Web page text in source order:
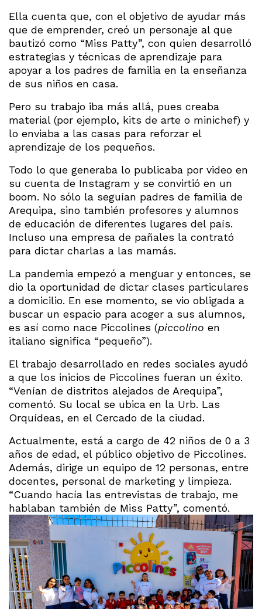
Ella cuenta que, con el objetivo de ayudar más
que de emprender, creó un personaje al que
bautizó como “Miss Patty”, con quien desarrolló
estrategias y técnicas de aprendizaje para
apoyar a los padres de familia en la enseñanza
de sus niños en casa.
Pero su trabajo iba más allá, pues creaba
material (por ejemplo, kits de arte o minichef) y
lo enviaba a las casas para reforzar el
aprendizaje de los pequeños.
Todo lo que generaba lo publicaba por video en
su cuenta de Instagram y se convirtió en un
boom. No sólo la seguían padres de familia de
Arequipa, sino también profesores y alumnos
de educación de diferentes lugares del país.
Incluso una empresa de pañales la contrató
para dictar charlas a las mamás.
La pandemia empezó a menguar y entonces, se
dio la oportunidad de dictar clases particulares
a domicilio. En ese momento, se vio obligada a
buscar un espacio para acoger a sus alumnos,
es así como nace Piccolines (piccolino en
italiano significa “pequeño”).
El trabajo desarrollado en redes sociales ayudó
a que los inicios de Piccolines fueran un éxito.
“Venían de distritos alejados de Arequipa”,
comentó. Su local se ubica en la Urb. Las
Orquídeas, en el Cercado de la ciudad.
Actualmente, está a cargo de 42 niños de 0 a 3
años de edad, el público objetivo de Piccolines.
Además, dirige un equipo de 12 personas, entre
docentes, personal de marketing y limpieza.
“Cuando hacía las entrevistas de trabajo, me
hablaban también de Miss Patty”, comentó.